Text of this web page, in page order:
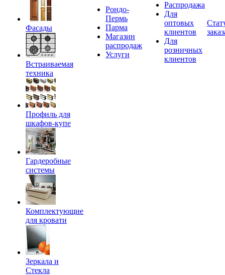
Фасады
Встраиваемая
техника
Профиль для
шкафов-купе
Гардеробные
системы
Комплектующие
для кровати
Зеркала и
Стекла
Рондо-
Пермь
Парма
Магазин
распродаж
Услуги
Распродажа
Для
оптовых
клиентов
Для
розничных
клиентов